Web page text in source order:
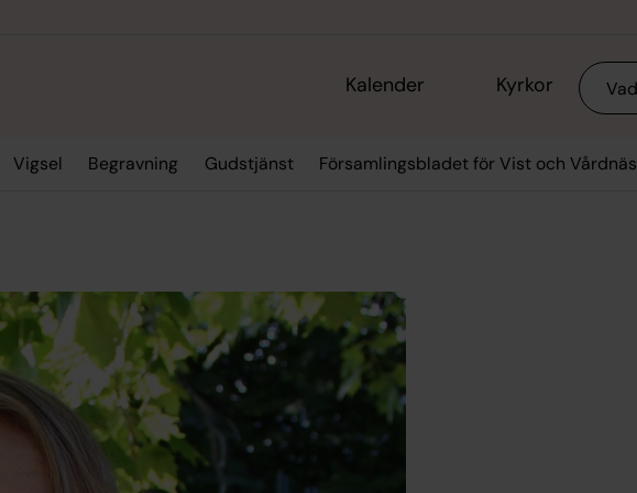
Kalender Kyrkor Sök
Vigsel Begravning Gudstjänst Församlingsbladet för Vist och Vårdnäs